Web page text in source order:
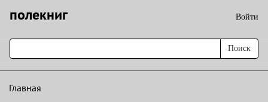
полекниг Войти
Поиск
Главная